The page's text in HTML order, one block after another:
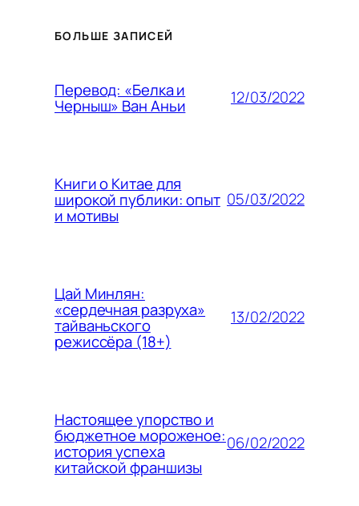
БОЛЬШЕ ЗАПИСЕЙ
Перевод: «Белка и
Черныш» Ван Аньи 12/03/2022
Книги о Китае для
широкой публики: опыт
и мотивы
05/03/2022
Цай Минлян:
«сердечная разруха»
тайваньского
режиссёра (18+)
13/02/2022
Настоящее упорство и
бюджетное мороженое:
история успеха
китайской франшизы
06/02/2022